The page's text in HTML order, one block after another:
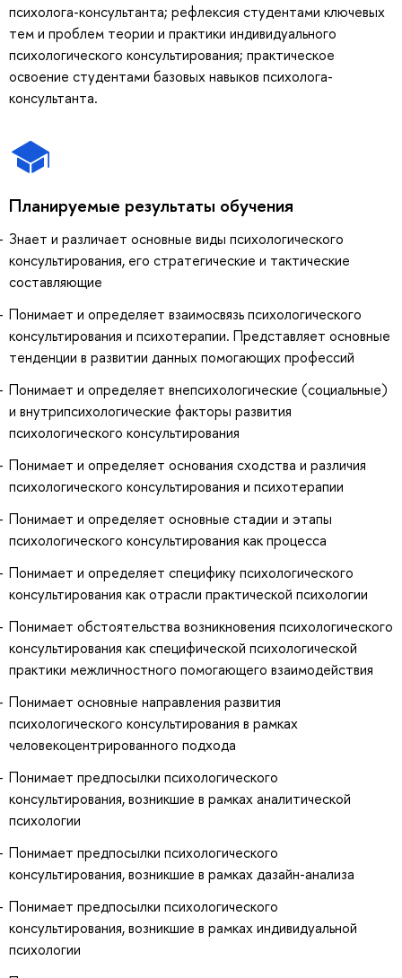
психолога-консультанта; рефлексия студентами ключевых
тем и проблем теории и практики индивидуального
психологического консультирования; практическое
освоение студентами базовых навыков психолога-
консультанта.
Планируемые результаты обучения
Знает и различает основные виды психологического
консультирования, его стратегические и тактические
составляющие
Понимает и определяет взаимосвязь психологического
консультирования и психотерапии. Представляет основные
тенденции в развитии данных помогающих профессий
Понимает и определяет внепсихологические (социальные)
и внутрипсихологические факторы развития
психологического консультирования
Понимает и определяет основания сходства и различия
психологического консультирования и психотерапии
Понимает и определяет основные стадии и этапы
психологического консультирования как процесса
Понимает и определяет специфику психологического
консультирования как отрасли практической психологии
Понимает обстоятельства возникновения психологического
консультирования как специфической психологической
практики межличностного помогающего взаимодействия
Понимает основные направления развития
психологического консультирования в рамках
человекоцентрированного подхода
Понимает предпосылки психологического
консультирования, возникшие в рамках аналитической
психологии
Понимает предпосылки психологического
консультирования, возникшие в рамках дазайн-анализа
Понимает предпосылки психологического
консультирования, возникшие в рамках индивидуальной
психологии